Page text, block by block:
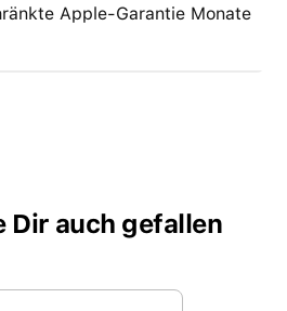
Apple-Garantie Monate
Dir auch gefallen